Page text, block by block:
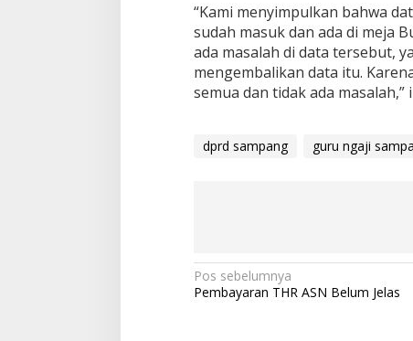
“Kami menyimpulkan bahwa
sudah masuk dan ada di meja
ada masalah di data tersebut,
mengembalikan data itu.
semua dan tidak ada masalah,”
dprd sampang guru ngaji
Navigasi
pos
Pos sebelumnya
Pembayaran THR ASN Belum Jelas